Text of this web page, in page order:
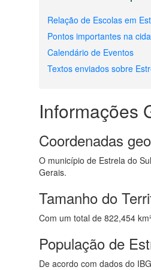
Relação de Escolas em
Pontos importantes na
Calendário de Eventos
Textos enviados sobre
Informações
Coordenadas
O município de Estrela do
Gerais.
Tamanho do
Com um total de 822,454
População de
De acordo com dados do